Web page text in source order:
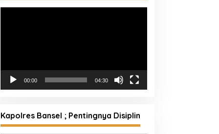
00:00 04:30
Kapolres Bansel ; Pentingnya Disiplin